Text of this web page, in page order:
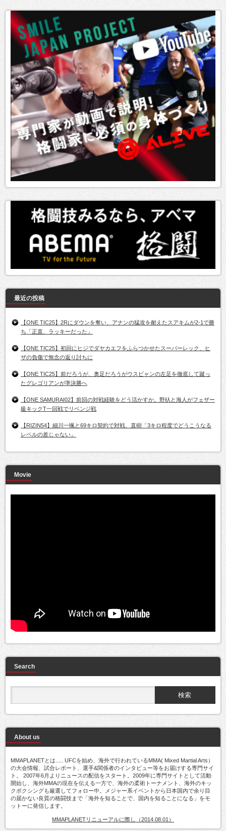
最近の投稿
【ONE TIC25】2Rにダウンを奪い、アナンの猛攻を耐えたスアキムが2-1で勝
ち「正直、ラッキーだった」
【ONE TIC25】初回にヒジでダヤカエフをふらつかせたスーパーレック、ヒ
ザの負傷で無念の返り討ちに
【ONE TIC25】前だろうが、奥足だろうがウスビャンの左足を徹底して蹴っ
たグレゴリアンが準決勝へ
【ONE SAMURAI02】前回の対戦経験をどう活かすか。野杁と海人がフェザー
級キックT一回戦でリベンジ戦
【RIZIN54】細川一颯と69キロ契約で対戦、直樹「3キロ程度でどうこうなる
レベルの差じゃない」
Movie
Search
About us
MMAPLANETとは..... UFCを始め、海外で行われているMMA( Mixed Martial Arts）
の大会情報、試合レポート、選手&関係者のインタビュー等をお届けする専門サイ
ト。 2007年6月よりニュースの配信をスタート。2009年に専門サイトとして活動
開始し、海外MMAの現在を伝える一方で、海外の柔術トーナメント、海外のキッ
クボクシングも厳選してフォロー中。メジャー系イベントから日本国内で余り目
の届かない良質の格闘技まで「海外を知ることで、国内を知ることになる」をモ
ットーに発信します。
MMAPLANETリニューアルに際し（2014.08.01）